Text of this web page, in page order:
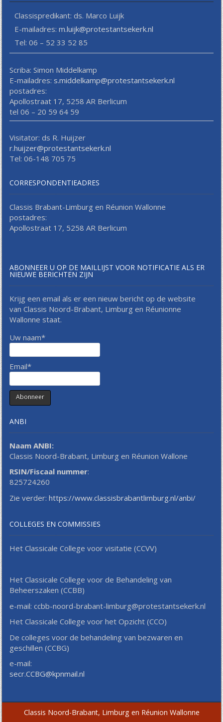
Classispredikant: ds. Marco Luijk
E-mailadres:m.luijk@protestantsekerk.nl
Tel: 06 – 52 33 52 85
Scriba: Simon Middelkamp
E-mailadres: s.middelkamp@protestantsekerk.nl
postadres:
Apollostraat 17, 5258 AR Berlicum
tel 06 – 20 59 64 59
Visitator: ds R. Huijzer
r.huijzer@protestantsekerk.nl
Tel: 06-148 705 75
CORRESPONDENTIEADRES
Classis Brabant-Limburg en Réunion Wallonne
postadres:
Apollostraat 17, 5258 AR Berlicum
ABONNEER U OP DE MAILLIJST VOOR NOTIFICATIE ALS ER
NIEUWE BERICHTEN ZIJN
Krijg een email als er een nieuw bericht op de website
van Classis Noord-Brabant, Limburg en Réunionne
Wallonne staat.
Uw naam*
Email*
ANBI
Naam ANBI:
Classis Noord-Brabant, Limburg en Réunion Wallone
RSIN/Fiscaal nummer:
825724260
Zie verder:https://www.classisbrabantlimburg.nl/anbi/
COLLEGES EN COMMISSIES
Het Classicale College voor visitatie (CCVV)
Het Classicale College voor de Behandeling van
Beheerszaken (CCBB)
e-mail: ccbb-noord-brabant-limburg@protestantsekerk.nl
Het Classicale College voor het Opzicht (CCO)
De colleges voor de behandeling van bezwaren en
geschillen (CCBG)
e-mail:
secr.CCBG@kpnmail.nl
Classis Noord-Brabant, Limburg en Réunion Wallonne